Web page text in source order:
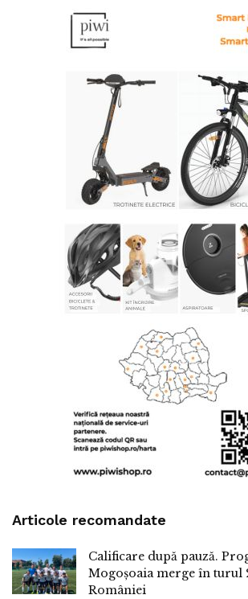
Articole recomandate
Calificare după pauză.
Mogoșoaia merge în turul
României